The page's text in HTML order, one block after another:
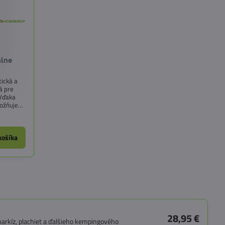
a
pre
na
plachiet a ďalšieho kempingového
28,95 €